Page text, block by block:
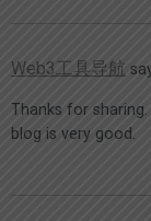
Web3工具导航
Thanks for
blog is very good.